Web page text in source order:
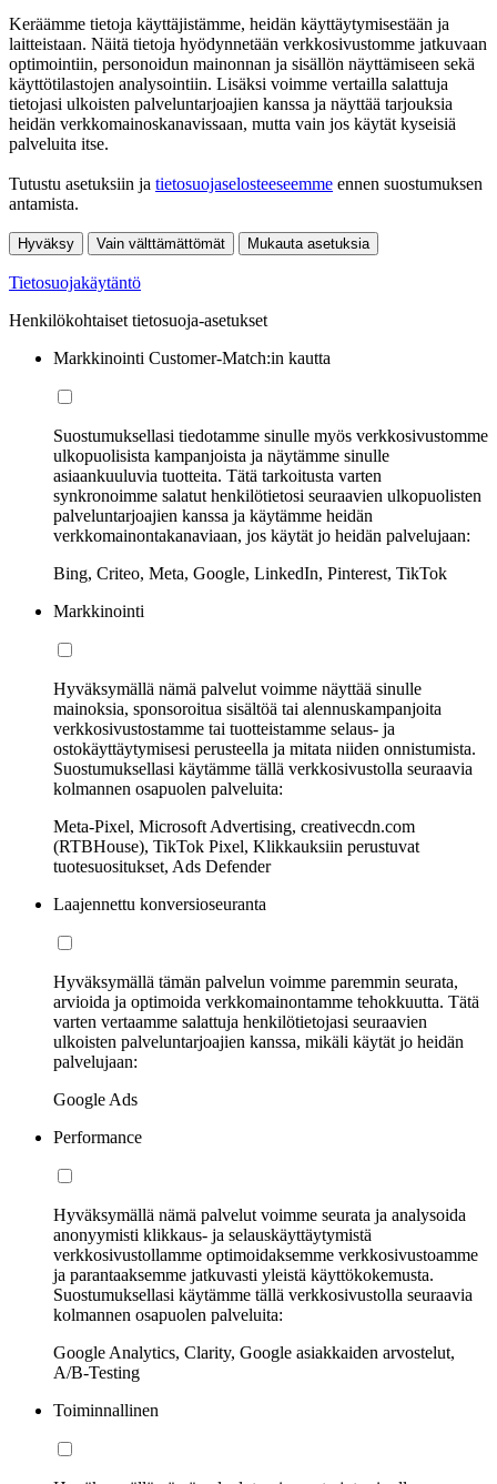
Keräämme tietoja käyttäjistämme, heidän käyttäytymisestään ja
laitteistaan. Näitä tietoja hyödynnetään verkkosivustomme jatkuvaan
optimointiin, personoidun mainonnan ja sisällön näyttämiseen sekä
käyttötilastojen analysointiin. Lisäksi voimme vertailla salattuja
tietojasi ulkoisten palveluntarjoajien kanssa ja näyttää tarjouksia
heidän verkkomainoskanavissaan, mutta vain jos käytät kyseisiä
palveluita itse.
Tutustu asetuksiin ja tietosuojaselosteeseemme ennen suostumuksen
antamista.
Hyväksy Vain välttämättömät Mukauta asetuksia
Tietosuojakäytäntö
Henkilökohtaiset tietosuoja-asetukset
Markkinointi Customer-Match:in kautta
Suostumuksellasi tiedotamme sinulle myös verkkosivustomme
ulkopuolisista kampanjoista ja näytämme sinulle
asiaankuuluvia tuotteita. Tätä tarkoitusta varten
synkronoimme salatut henkilötietosi seuraavien ulkopuolisten
palveluntarjoajien kanssa ja käytämme heidän
verkkomainontakanaviaan, jos käytät jo heidän palvelujaan:
Bing, Criteo, Meta, Google, LinkedIn, Pinterest, TikTok
Markkinointi
Hyväksymällä nämä palvelut voimme näyttää sinulle
mainoksia, sponsoroitua sisältöä tai alennuskampanjoita
verkkosivustostamme tai tuotteistamme selaus- ja
ostokäyttäytymisesi perusteella ja mitata niiden onnistumista.
Suostumuksellasi käytämme tällä verkkosivustolla seuraavia
kolmannen osapuolen palveluita:
Meta-Pixel, Microsoft Advertising, creativecdn.com
(RTBHouse), TikTok Pixel, Klikkauksiin perustuvat
tuotesuositukset, Ads Defender
Laajennettu konversioseuranta
Hyväksymällä tämän palvelun voimme paremmin seurata,
arvioida ja optimoida verkkomainontamme tehokkuutta. Tätä
varten vertaamme salattuja henkilötietojasi seuraavien
ulkoisten palveluntarjoajien kanssa, mikäli käytät jo heidän
palvelujaan:
Google Ads
Performance
Hyväksymällä nämä palvelut voimme seurata ja analysoida
anonyymisti klikkaus- ja selauskäyttäytymistä
verkkosivustollamme optimoidaksemme verkkosivustoamme
ja parantaaksemme jatkuvasti yleistä käyttökokemusta.
Suostumuksellasi käytämme tällä verkkosivustolla seuraavia
kolmannen osapuolen palveluita:
Google Analytics, Clarity, Google asiakkaiden arvostelut,
A/B-Testing
Toiminnallinen